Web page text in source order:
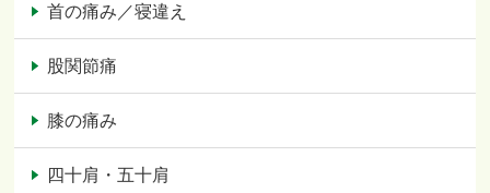
首の痛み／寝違え
股関節痛
膝の痛み
四十肩・五十肩